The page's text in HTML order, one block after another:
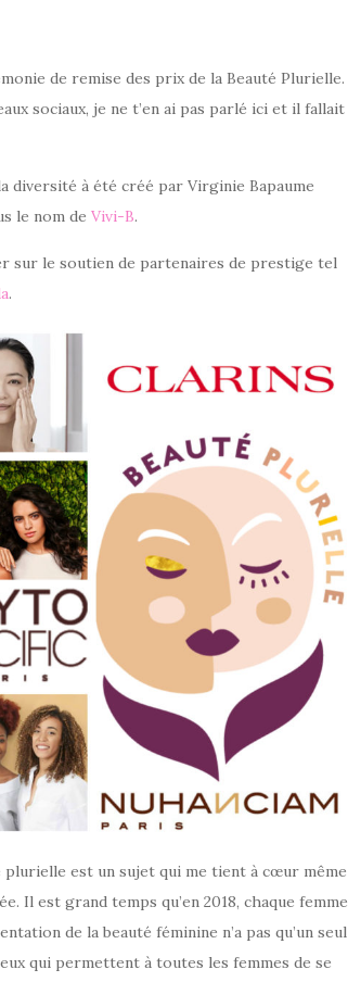
de remise des prix de la Beauté Plurielle.
sociaux, je ne t’en ai pas parlé ici et il fallait
diversité à été créé par Virginie Bapaume
le nom de Vivi-B.
sur le soutien de partenaires de prestige tel
.
plurielle est un sujet qui me tient à cœur même
Il est grand temps qu’en 2018, chaque femme
de la beauté féminine n’a pas qu’un seul
qui permettent à toutes les femmes de se